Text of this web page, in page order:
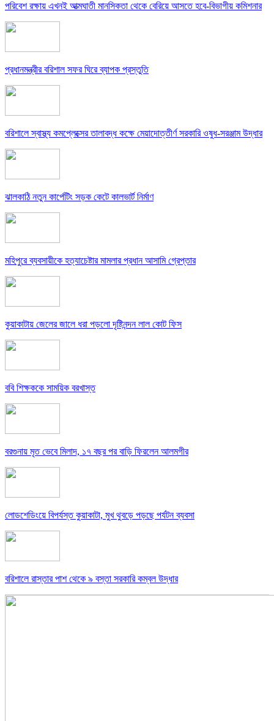
পরিবেশ রক্ষায় এখনই আত্মঘাতী মানসিকতা থেকে বেরিয়ে আসতে হবে-বিভাগীয় কমিশনার
প্রধানমন্ত্রীর বরিশাল সফর ঘিরে ব্যাপক প্রস্তুতি
বরিশালে স্বাস্থ্য কমপ্লেক্সের তালাবদ্ধ কক্ষে মেয়াদোত্তীর্ণ সরকারি ওষুধ-সরঞ্জাম উদ্ধার
ঝালকাঠি নতুন কার্পেটিং সড়ক কেটে কালভার্ট নির্মাণ
মহিপুরে ব্যবসায়ীকে হত্যাচেষ্টার মামলার প্রধান আসামি গ্রেপ্তার
কুয়াকাটায় জেলের জালে ধরা পড়লো দৃষ্টিনন্দন লাল কোট ফিস
ববি শিক্ষককে সাময়িক বরখাস্ত
বরগুনায় মৃত ভেবে মিলাদ, ১৭ বছর পর বাড়ি ফিরলেন আলমগীর
লোডশেডিংয়ে বিপর্যস্ত কুয়াকাটা, মুখ থুবড়ে পড়ছে পর্যটন ব্যবসা
বরিশালে রাস্তার পাশ থেকে ৯ বস্তা সরকারি কম্বল উদ্ধার